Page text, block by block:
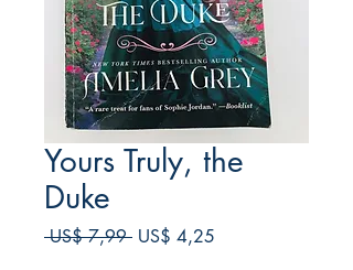
Yours Truly, the
Duke
US$ 7,99 Preço
US$ 4,25